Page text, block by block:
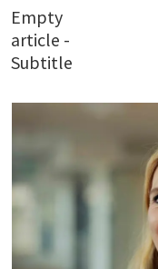
Empty
article -
Subtitle